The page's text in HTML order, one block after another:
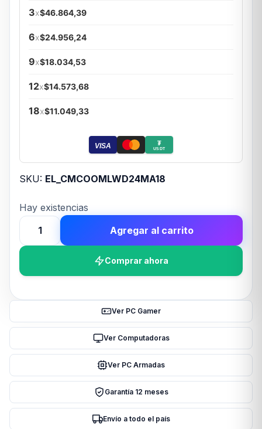
3x$46.864,39
6x$24.956,24
9x$18.034,53
12x$14.573,68
18x$11.049,33
VISA ₮
USDT
SKU: EL_CMCOOMLWD24MA18
Hay existencias
Water
Cooler
II
cantidad
Agregar al carrito
Comprar ahora
Ver PC Gamer
Ver Computadoras
Ver PC Armadas
Garantía 12 meses
Envío a todo el país